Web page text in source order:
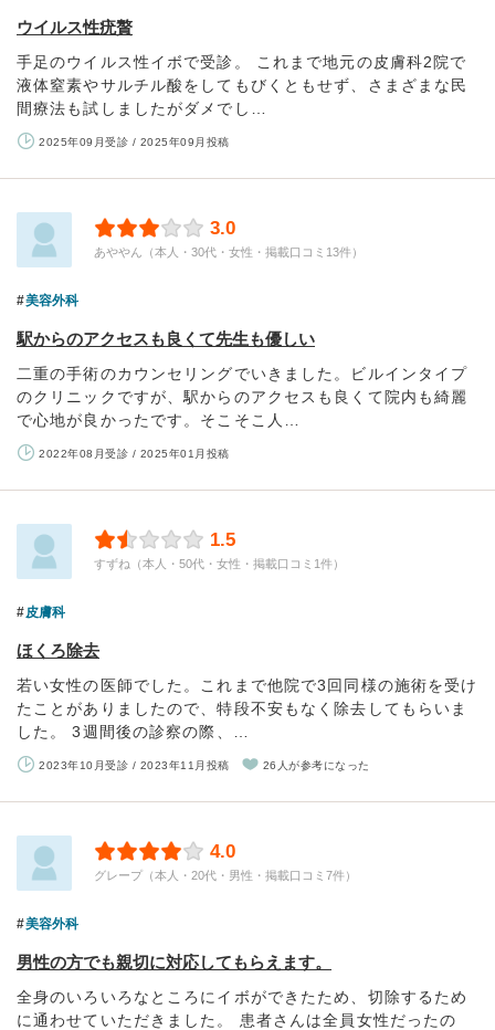
ウイルス性疣贅
手足のウイルス性イボで受診。 これまで地元の皮膚科2院で
液体窒素やサルチル酸をしてもびくともせず、さまざまな民
間療法も試しましたがダメでし…
2025年09月受診 / 2025年09月投稿
3.0
あややん（本人・30代・女性・掲載口コミ13件）
美容外科
駅からのアクセスも良くて先生も優しい
二重の手術のカウンセリングでいきました。ビルインタイプ
のクリニックですが、駅からのアクセスも良くて院内も綺麗
で心地が良かったです。そこそこ人…
2022年08月受診 / 2025年01月投稿
1.5
すずね（本人・50代・女性・掲載口コミ1件）
皮膚科
ほくろ除去
若い女性の医師でした。これまで他院で3回同様の施術を受け
たことがありましたので、特段不安もなく除去してもらいま
した。 3週間後の診察の際、…
2023年10月受診 / 2023年11月投稿 26人が参考になった
4.0
グレープ（本人・20代・男性・掲載口コミ7件）
美容外科
男性の方でも親切に対応してもらえます。
全身のいろいろなところにイボができたため、切除するため
に通わせていただきました。 患者さんは全員女性だったの